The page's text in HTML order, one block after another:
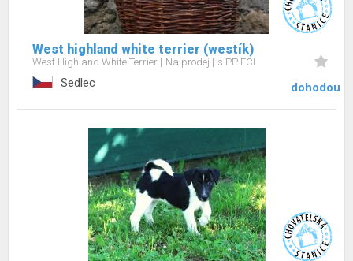
West highland white terrier (westík)
West Highland White Terrier Na prodej s PP FCI
Sedlec dohodou